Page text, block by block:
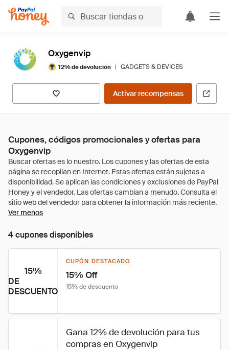
Oxygenvip
12% de devolución | GADGETS & DEVICES
Activar recompensas
Cupones, códigos promocionales y ofertas para
Oxygenvip
Ver menos
4 cupones disponibles
15%
DE
DESCUENTO
CUPÓN DESTACADO
15% Off
15% de descuento
Gana 12% de devolución para tus
compras en Oxygenvip